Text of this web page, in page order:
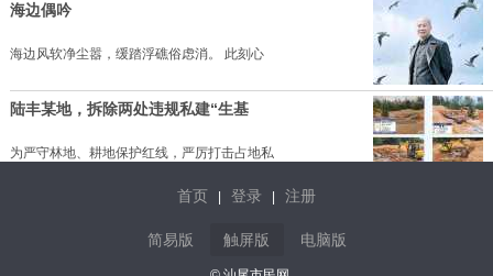
海边偶吟
海边风软净尘嚣，缓踏浮礁俗虑消。 此刻心
陆丰某地，拆除两处违规私建“生基
为严守林地、耕地保护红线，严厉打击占地私
是合法的行政行为还是野蛮的黑恶行
是合法的行政行为还是野蛮的黑恶行径 地方
首页 登录 注册
简易版 触屏版 电脑版